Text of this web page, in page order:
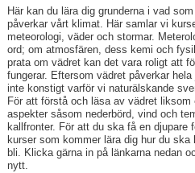
Här kan du lära dig grunderna i vad
påverkar vårt klimat. Här samlar vi
meteorologi, väder och stormar.
ord; om atmosfären, dess kemi och
prata om vädret kan det vara roligt att
fungerar. Eftersom vädret påverkar
inte konstigt varför vi naturälskande
För att förstå och läsa av vädret liksom
aspekter såsom nederbörd, vind och
kallfronter. För att du ska få en
kurser som kommer lära dig hur du
bli. Klicka gärna in på länkarna nedan
nytt.